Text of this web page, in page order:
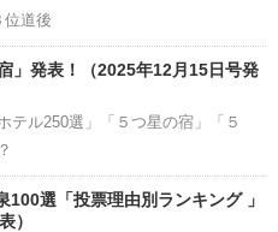
位道後
」発表！（2025年12月15日号発
テル250選」「５つ星の宿」「５
100選「投票理由別ランキング 」
）